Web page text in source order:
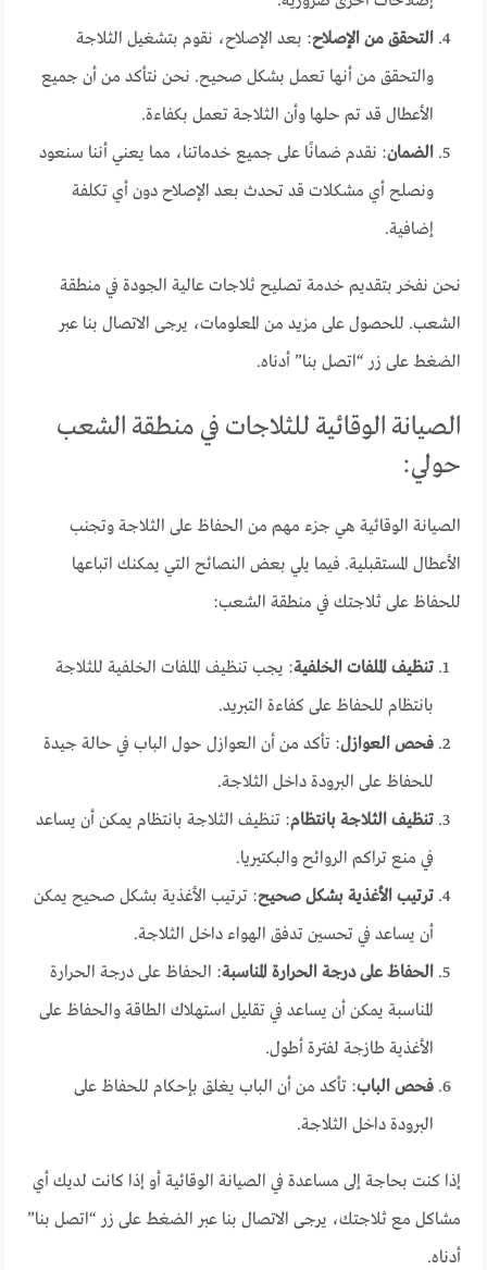
التحقق من الإصلاح: بعد الإصلاح، نقوم بتشغيل الثلاجة
والتحقق من أنها تعمل بشكل صحيح. نحن نتأكد من أن جميع
الأعطال قد تم حلها وأن الثلاجة تعمل بكفاءة.
الضمان: نقدم ضمانًا على جميع خدماتنا، مما يعني أننا سنعود
ونصلح أي مشكلات قد تحدث بعد الإصلاح دون أي تكلفة
إضافية.
نحن نفخر بتقديم خدمة تصليح ثلاجات عالية الجودة في منطقة
الشعب. للحصول على مزيد من المعلومات، يرجى الاتصال بنا عبر
الضغط على زر “اتصل بنا” أدناه.
الصيانة الوقائية للثلاجات في منطقة الشعب
حولي:
الصيانة الوقائية هي جزء مهم من الحفاظ على الثلاجة وتجنب
الأعطال المستقبلية. فيما يلي بعض النصائح التي يمكنك اتباعها
للحفاظ على ثلاجتك في منطقة الشعب:
تنظيف الملفات الخلفية: يجب تنظيف الملفات الخلفية للثلاجة
بانتظام للحفاظ على كفاءة التبريد.
فحص العوازل: تأكد من أن العوازل حول الباب في حالة جيدة
للحفاظ على البرودة داخل الثلاجة.
تنظيف الثلاجة بانتظام: تنظيف الثلاجة بانتظام يمكن أن يساعد
في منع تراكم الروائح والبكتيريا.
ترتيب الأغذية بشكل صحيح: ترتيب الأغذية بشكل صحيح يمكن
أن يساعد في تحسين تدفق الهواء داخل الثلاجة.
الحفاظ على درجة الحرارة المناسبة: الحفاظ على درجة الحرارة
المناسبة يمكن أن يساعد في تقليل استهلاك الطاقة والحفاظ على
الأغذية طازجة لفترة أطول.
فحص الباب: تأكد من أن الباب يغلق بإحكام للحفاظ على
البرودة داخل الثلاجة.
إذا كنت بحاجة إلى مساعدة في الصيانة الوقائية أو إذا كانت لديك أي
مشاكل مع ثلاجتك، يرجى الاتصال بنا عبر الضغط على زر “اتصل بنا”
أدناه.